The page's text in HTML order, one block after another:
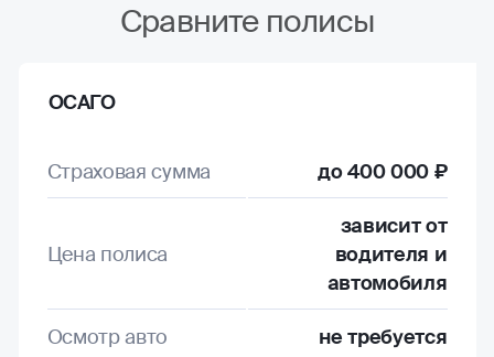
Сравните полисы
ОСАГО
Страховая сумма до 400 000 ₽
Цена полиса
зависит от
водителя и
автомобиля
Осмотр авто не требуется